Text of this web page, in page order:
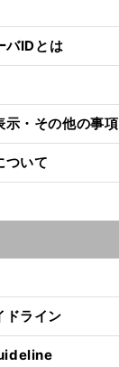
バIDとは
示・その他の事項
ついて
ドライン